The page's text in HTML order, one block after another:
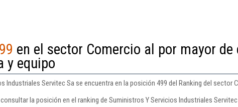
en el sector Comercio al por mayor de
y equipo
Industriales Servitec Sa se encuentra en la posición 499 del Ranking del sector
la posición en el ranking de Suministros Y Servicios Industriales